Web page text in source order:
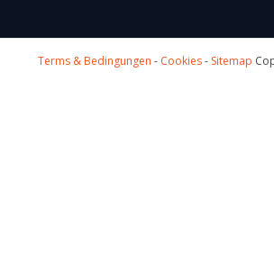
Terms & Bedingungen - Cookies- Sitemap